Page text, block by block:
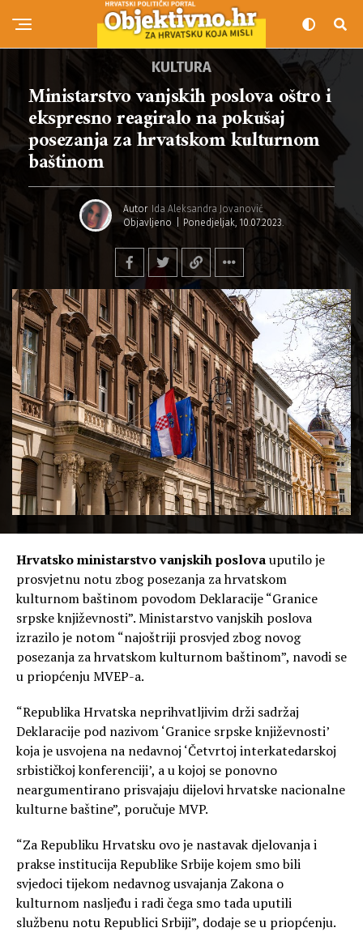
KULTURA
Ministarstvo vanjskih poslova oštro i
ekspresno reagiralo na pokušaj
posezanja za hrvatskom kulturnom
baštinom
Autor Ida Aleksandra Jovanović
Objavljeno
Ponedjeljak, 10.07.2023.
Hrvatsko ministarstvo vanjskih poslovauputilo je
prosvjetnu notu zbog posezanja za hrvatskom
kulturnom baštinom povodom Deklaracije “Granice
srpske književnosti”. Ministarstvo vanjskih poslova
izrazilo je notom “najoštriji prosvjed zbog novog
posezanja za hrvatskom kulturnom baštinom”, navodi se
u priopćenju MVEP-a.
“Republika Hrvatska neprihvatljivim drži sadržaj
Deklaracije pod nazivom ‘Granice srpske književnosti’
koja je usvojena na nedavnoj ‘Četvrtoj interkatedarskoj
srbističkoj konferenciji’, a u kojoj se ponovno
neargumentirano prisvajaju dijelovi hrvatske nacionalne
kulturne baštine”, poručuje MVP.
“Za Republiku Hrvatsku ovo je nastavak djelovanja i
prakse institucija Republike Srbije kojem smo bili
svjedoci tijekom nedavnog usvajanja Zakona o
kulturnom nasljeđu i radi čega smo tada uputili
službenu notu Republici Srbiji”, dodaje se u priopćenju.